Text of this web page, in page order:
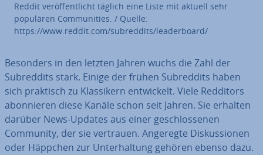
Reddit ver­öf­fent­licht täglich eine Liste mit aktuell sehr
populären Com­mu­ni­ties. / Quelle:
https://www.reddit.com/subred­dits/lea­der­board/
Besonders in den letzten Jahren wuchs die Zahl der
Subred­dits stark. Einige der frühen Subred­dits haben
sich praktisch zu Klas­si­kern ent­wi­ckelt. Viele Redditors
abon­nie­ren diese Kanäle schon seit Jahren. Sie erhalten
darüber News-Updates aus einer ge­schlos­se­nen
Community, der sie vertrauen. Angeregte Dis­kus­sio­nen
oder Häppchen zur Un­ter­hal­tung gehören ebenso dazu.